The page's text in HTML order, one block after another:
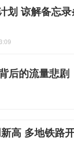
划 谅解备忘
后的流量悲剧
高 多地铁路